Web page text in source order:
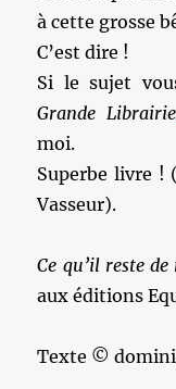
à cette grosse
C’est dire !
Si le sujet
Grande Librairie
moi.
Superbe livre !
Vasseur).
Ce qu’il reste de
aux éditions
Texte ©